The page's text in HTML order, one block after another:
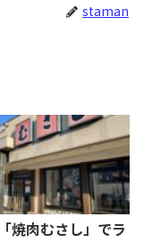
staman
焼肉むさし」でラ